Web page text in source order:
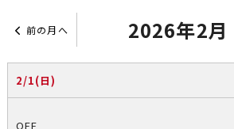
前の月へ 2026年2月
2/1(日)
OFF